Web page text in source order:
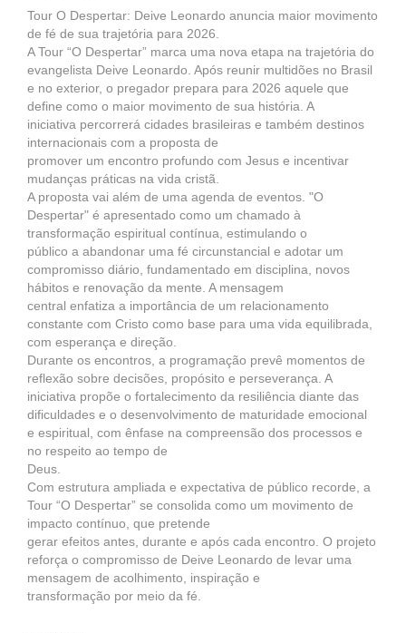
Tour O Despertar: Deive Leonardo anuncia maior movimento
de fé de sua trajetória para 2026.
A Tour “O Despertar” marca uma nova etapa na trajetória do
evangelista Deive Leonardo. Após reunir multidões no Brasil
e no exterior, o pregador prepara para 2026 aquele que
define como o maior movimento de sua história. A
iniciativa percorrerá cidades brasileiras e também destinos
internacionais com a proposta de
promover um encontro profundo com Jesus e incentivar
mudanças práticas na vida cristã.
A proposta vai além de uma agenda de eventos. "O
Despertar" é apresentado como um chamado à
transformação espiritual contínua, estimulando o
público a abandonar uma fé circunstancial e adotar um
compromisso diário, fundamentado em disciplina, novos
hábitos e renovação da mente. A mensagem
central enfatiza a importância de um relacionamento
constante com Cristo como base para uma vida equilibrada,
com esperança e direção.
Durante os encontros, a programação prevê momentos de
reflexão sobre decisões, propósito e perseverança. A
iniciativa propõe o fortalecimento da resiliência diante das
dificuldades e o desenvolvimento de maturidade emocional
e espiritual, com ênfase na compreensão dos processos e
no respeito ao tempo de
Deus.
Com estrutura ampliada e expectativa de público recorde, a
Tour “O Despertar” se consolida como um movimento de
impacto contínuo, que pretende
gerar efeitos antes, durante e após cada encontro. O projeto
reforça o compromisso de Deive Leonardo de levar uma
mensagem de acolhimento, inspiração e
transformação por meio da fé.